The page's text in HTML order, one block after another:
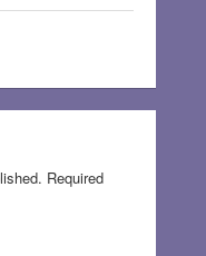
Required